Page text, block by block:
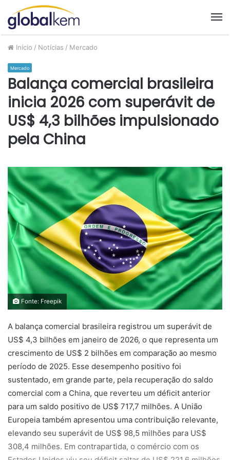
Início / Notícias / Mercado
Mercado
Balança comercial brasileira
inicia 2026 com superávit de
US$ 4,3 bilhões impulsionado
pela China
Fonte: Freepik
A balança comercial brasileira registrou um superávit de
US$ 4,3 bilhões em janeiro de 2026, o que representa um
crescimento de US$ 2 bilhões em comparação ao mesmo
período de 2025. Esse desempenho positivo foi
sustentado, em grande parte, pela recuperação do saldo
comercial com a China, que reverteu um déficit anterior
para um saldo positivo de US$ 717,7 milhões. A União
Europeia também apresentou uma contribuição relevante,
elevando seu superávit de US$ 98,5 milhões para US$
308,4 milhões. Em contrapartida, o comércio com os